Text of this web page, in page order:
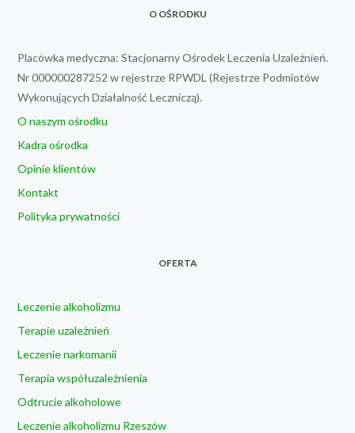
O OŚRODKU
Placówka medyczna: Stacjonarny Ośrodek Leczenia Uzależnień.
Nr 000000287252 w rejestrze RPWDL (Rejestrze Podmiotów
Wykonujących Działalność Leczniczą).
O naszym ośrodku
Kadra ośrodka
Opinie klientów
Kontakt
Polityka prywatności
OFERTA
Leczenie alkoholizmu
Terapie uzależnień
Leczenie narkomanii
Terapia współuzależnienia
Odtrucie alkoholowe
Leczenie alkoholizmu Rzeszów